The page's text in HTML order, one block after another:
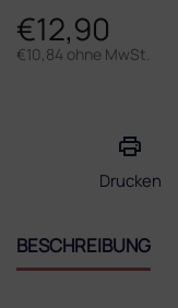
€12,90
€10,84 ohne MwSt.
Drucken
BESCHREIBUNG